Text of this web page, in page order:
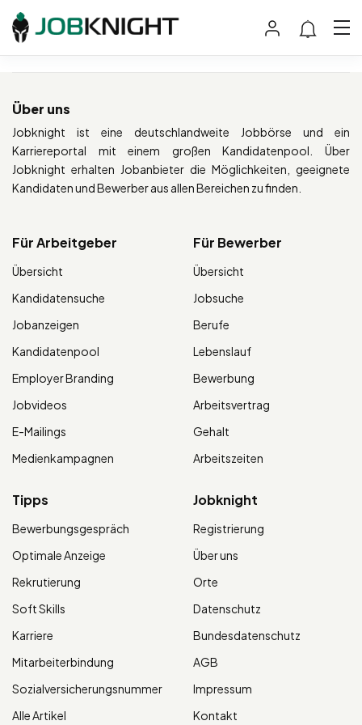
Über uns
Jobknight ist eine deutschlandweite Jobbörse und ein
Karriereportal mit einem großen Kandidatenpool. Über
Jobknight erhalten Jobanbieter die Möglichkeiten, geeignete
Kandidaten und Bewerber aus allen Bereichen zu finden.
Für Arbeitgeber
Übersicht
Kandidatensuche
Jobanzeigen
Kandidatenpool
Employer Branding
Jobvideos
E-Mailings
Medienkampagnen
Für Bewerber
Übersicht
Jobsuche
Berufe
Lebenslauf
Bewerbung
Arbeitsvertrag
Gehalt
Arbeitszeiten
Tipps
Bewerbungsgespräch
Optimale Anzeige
Rekrutierung
Soft Skills
Karriere
Mitarbeiterbindung
Sozialversicherungsnummer
Alle Artikel
Jobknight
Registrierung
Über uns
Orte
Datenschutz
Bundesdatenschutz
AGB
Impressum
Kontakt